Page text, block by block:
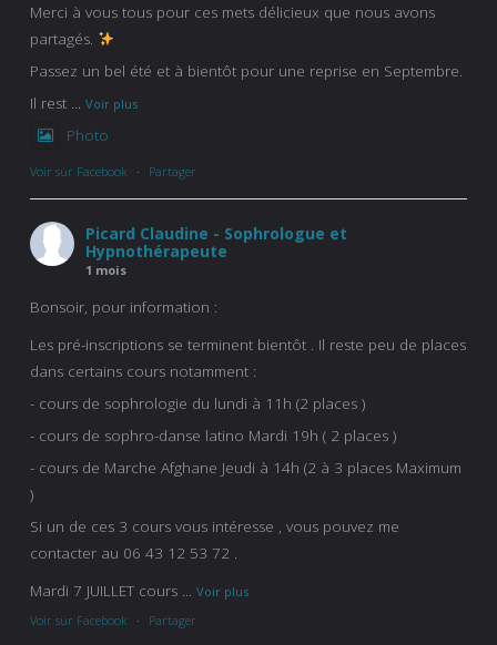
Merci à vous tous pour ces mets délicieux que nous avons
partagés.
Passez un bel été et à bientôt pour une reprise en Septembre.
Il rest ... Voir plus
Photo
Voir sur Facebook · Partager
Picard Claudine - Sophrologue et
Hypnothérapeute
1 mois
Bonsoir, pour information :
Les pré-inscriptions se terminent bientôt . Il reste peu de places
dans certains cours notamment :
- cours de sophrologie du lundi à 11h (2 places )
- cours de sophro-danse latino Mardi 19h ( 2 places )
- cours de Marche Afghane Jeudi à 14h (2 à 3 places Maximum
)
Si un de ces 3 cours vous intéresse , vous pouvez me
contacter au 06 43 12 53 72 .
Mardi 7 JUILLET cours ... Voir plus
Voir sur Facebook
· Partager